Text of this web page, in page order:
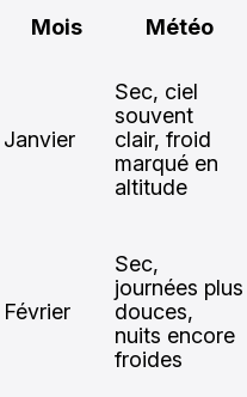
Mois Météo
Janvier
Sec, ciel
souvent
clair, froid
marqué en
altitude
Février
Sec,
journées plus
douces,
nuits encore
froides